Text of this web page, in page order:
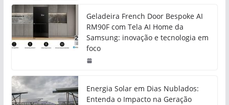
Geladeira French Door Bespoke AI
RM90F com Tela AI Home da
Samsung: inovação e tecnologia em
foco
Energia Solar em Dias Nublados:
Entenda o Impacto na Geração